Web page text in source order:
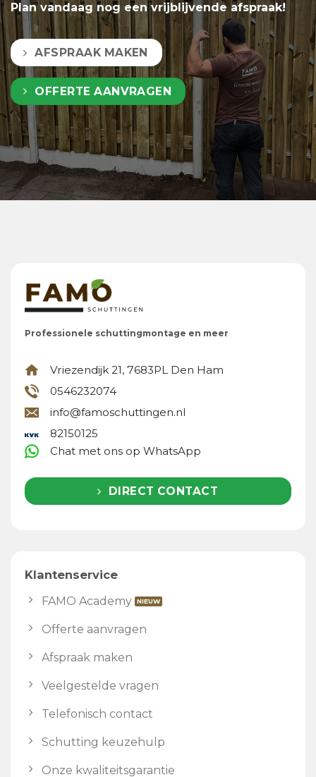
Plan vandaag nog een vrijblijvende afspraak!
AFSPRAAK MAKEN
OFFERTE AANVRAGEN
Professionele schuttingmontage en meer
Vriezendijk 21, 7683PL Den Ham
0546232074
info@famoschuttingen.nl
82150125
Chat met ons op WhatsApp
DIRECT CONTACT
Klantenservice
FAMO Academy
Offerte aanvragen
Afspraak maken
Veelgestelde vragen
Telefonisch contact
Schutting keuzehulp
Onze kwaliteitsgarantie